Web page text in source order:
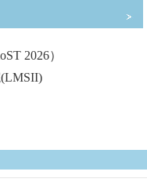
2026）